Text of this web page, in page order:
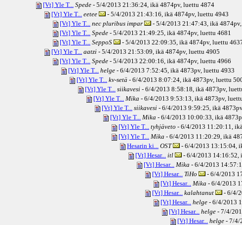
[Vt] Yle T... Spede - 5/4/2013 21:36:24, ikä 4874pv, luettu 4874
[Vt] Yle T... eetee - 5/4/2013 21:43:16, ikä 4874pv, luettu 4943
[Vt] Yle T... nec pluribus impar - 5/4/2013 21:47:43, ikä 4874pv
[Vt] Yle T... Spede - 5/4/2013 21:49:25, ikä 4874pv, luettu 4681
[Vt] Yle T... SeppoS - 5/4/2013 22:09:35, ikä 4874pv, luettu
[Vt] Yle T... aatzi - 5/4/2013 21:53:09, ikä 4874pv, luettu 4905
[Vt] Yle T... Spede - 5/4/2013 22:00:16, ikä 4874pv, luettu 4966
[Vt] Yle T... helge - 6/4/2013 7:52:45, ikä 4873pv, luettu 4933
[Vt] Yle T... kv-setä - 6/4/2013 8:07:24, ikä 4873pv, luettu
[Vt] Yle T... siikavesi - 6/4/2013 8:58:18, ikä 4873pv,
[Vt] Yle T... Mika - 6/4/2013 9:53:13, ikä 4873pv,
[Vt] Yle T... siikavesi - 6/4/2013 9:59:25, ikä 4873pv
[Vt] Yle T... Mika - 6/4/2013 10:00:33, ikä
[Vt] Yle T... tyhjäveto - 6/4/2013 11:20:11,
[Vt] Yle T...
Mika - 6/4/2013 11:20:29, ikä
Hesarin ki...
OST - 6/4/2013 13:15:04,
[Vt] Hesar...
itl - 6/4/2013 14:16:52,
[Vt] Hesar...
Mika - 6/4/2013
[Vt] Hesar...
TiHo - 6/4/2013
[Vt] Hesar...
Mika - 6/4/2013
[Vt] Hesar...
kalahtanut - 6/4/
[Vt] Hesar...
helge - 6/4/2013
[Vt] Hesar...
helge - 7/4/
[Vt] Hesar...
helge - 7/4/